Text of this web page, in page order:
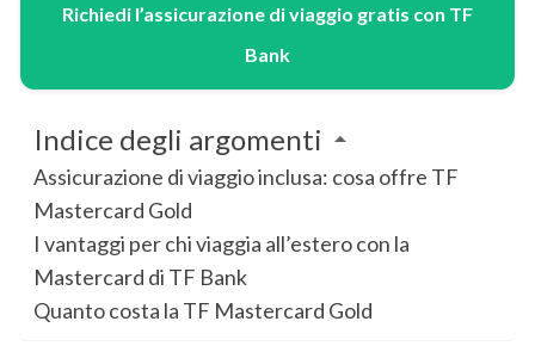
Richiedi l’assicurazione di viaggio gratis con TF
Bank
Indice degli argomenti
Assicurazione di viaggio inclusa: cosa offre TF
Mastercard Gold
I vantaggi per chi viaggia all’estero con la
Mastercard di TF Bank
Quanto costa la TF Mastercard Gold